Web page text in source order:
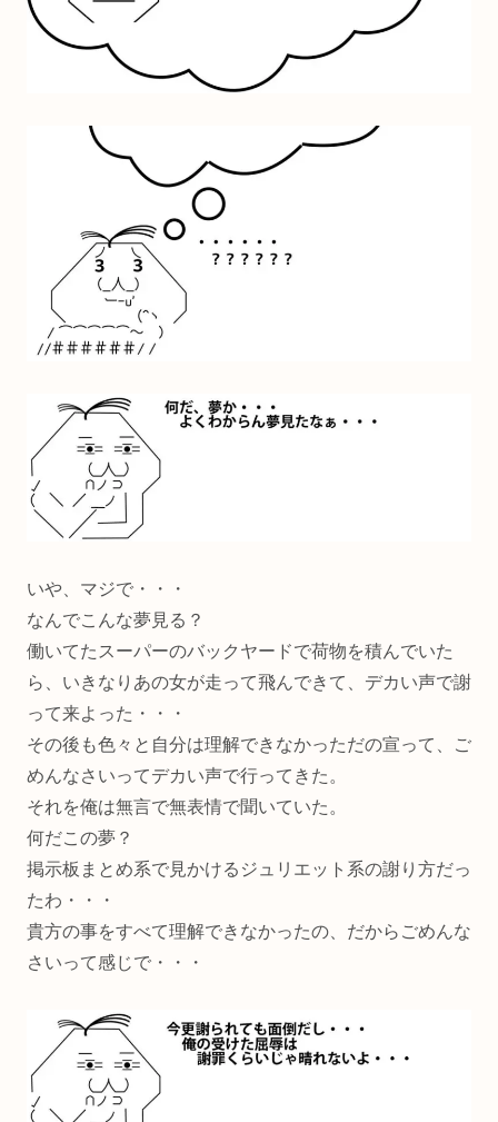
いや、マジで・・・
なんでこんな夢見る？
働いてたスーパーのバックヤードで荷物を積んでいた
ら、いきなりあの女が走って飛んできて、デカい声で謝
って来よった・・・
その後も色々と自分は理解できなかっただの宣って、ご
めんなさいってデカい声で行ってきた。
それを俺は無言で無表情で聞いていた。
何だこの夢？
掲示板まとめ系で見かけるジュリエット系の謝り方だっ
たわ・・・
貴方の事をすべて理解できなかったの、だからごめんな
さいって感じで・・・